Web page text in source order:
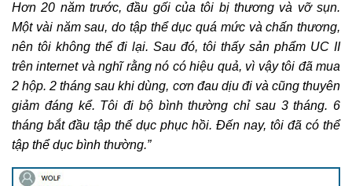
Hơn 20 năm trước, đầu gối của tôi bị thương và vỡ sụn.
Một vài năm sau, do tập thể dục quá mức và chấn thương,
nên tôi không thể đi lại. Sau đó, tôi thấy sản phẩm UC II
trên internet và nghĩ rằng nó có hiệu quả, vì vậy tôi đã mua
2 hộp. 2 tháng sau khi dùng, cơn đau dịu đi và cũng thuyên
giảm đáng kể. Tôi đi bộ bình thường chỉ sau 3 tháng. 6
tháng bắt đầu tập thể dục phục hồi. Đến nay, tôi đã có thể
tập thể dục bình thường.”